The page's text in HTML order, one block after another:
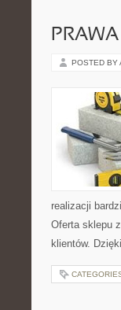
POSTED BY
realizacji
Oferta sklepu
klientów.